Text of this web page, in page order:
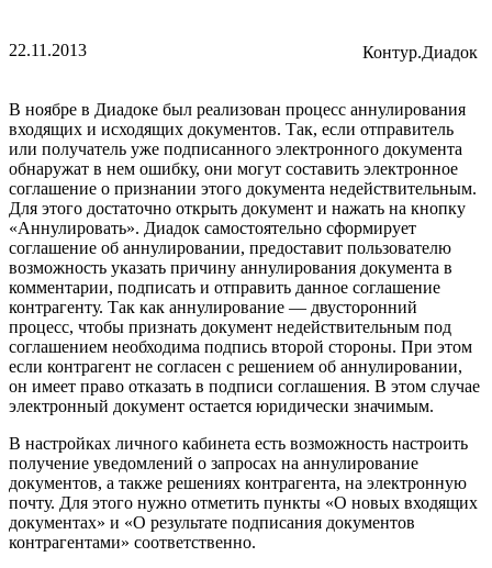
22.11.2013 Контур.Диадок
В ноябре в Диадоке был реализован процесс аннулирования
входящих и исходящих документов. Так, если отправитель
или получатель уже подписанного электронного документа
обнаружат в нем ошибку, они могут составить электронное
соглашение о признании этого документа недействительным.
Для этого достаточно открыть документ и нажать на кнопку
«Аннулировать». Диадок самостоятельно сформирует
соглашение об аннулировании, предоставит пользователю
возможность указать причину аннулирования документа в
комментарии, подписать и отправить данное соглашение
контрагенту. Так как аннулирование — двусторонний
процесс, чтобы признать документ недействительным под
соглашением необходима подпись второй стороны. При этом
если контрагент не согласен с решением об аннулировании,
он имеет право отказать в подписи соглашения. В этом случае
электронный документ остается юридически значимым.
В настройках личного кабинета есть возможность настроить
получение уведомлений о запросах на аннулирование
документов, а также решениях контрагента, на электронную
почту. Для этого нужно отметить пункты «О новых входящих
документах» и «О результате подписания документов
контрагентами» соответственно.